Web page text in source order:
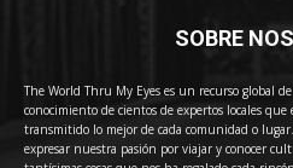
SOBRE
The World Thru My Eyes es un recurso global
conocimiento de cientos de expertos locales
transmitido lo mejor de cada comunidad o
expresar nuestra pasión por viajar y conocer